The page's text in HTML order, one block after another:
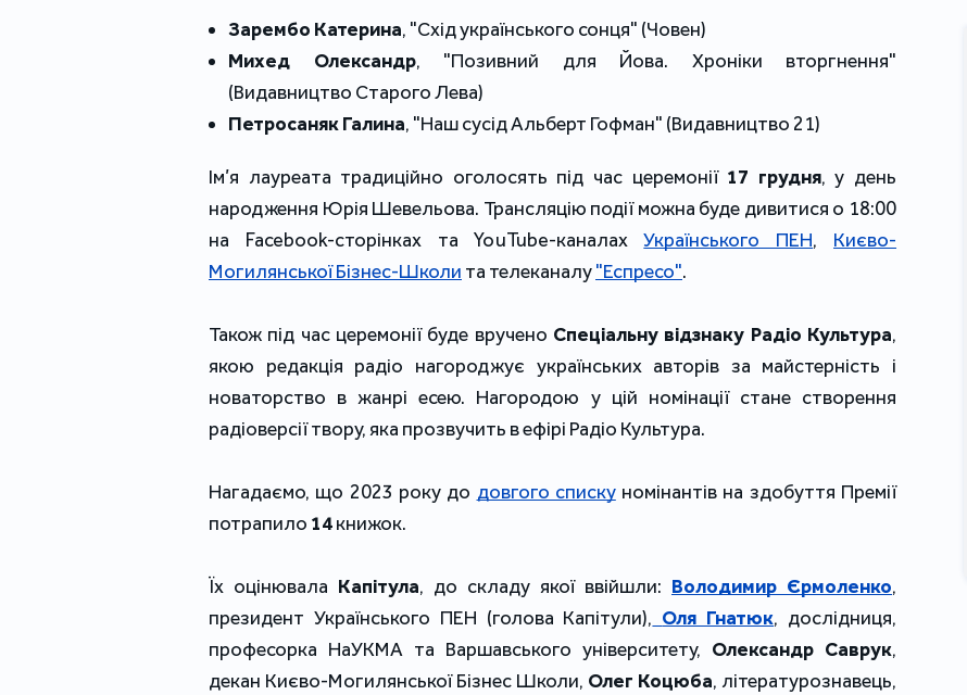
Зарембо Катерина, "Схід українського сонця" (Човен)
Михед Олександр, "Позивний для Йова. Хроніки вторгнення"
(Видавництво Старого Лева)
Петросаняк Галина, "Наш сусід Альберт Гофман" (Видавництво 21)
Ім’я лауреата традиційно оголосять під час церемонії 17 грудня, у день
народження Юрія Шевельова. Трансляцію події можна буде дивитися о 18:00
на Facebook-сторінках та YouTube-каналах Українського ПЕН, Києво-
Могилянської Бізнес-Школи та телеканалу "Еспресо".
Також під час церемонії буде вручено Спеціальну відзнаку Радіо Культура,
якою редакція радіо нагороджує українських авторів за майстерність і
новаторство в жанрі есею. Нагородою у цій номінації стане створення
радіоверсії твору, яка прозвучить в ефірі Радіо Культура.
Нагадаємо, що 2023 року до довгого списку номінантів на здобуття Премії
потрапило 14 книжок.
Їх оцінювала Капітула, до складу якої ввійшли: Володимир Єрмоленко,
президент Українського ПЕН (голова Капітули), Оля Гнатюк, дослідниця,
професорка НаУКМА та Варшавського університету, Олександр Саврук,
декан Києво-Могилянської Бізнес Школи, Олег Коцюба, літературознавець,